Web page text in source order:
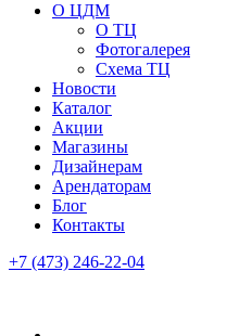
О ЦДМ
О ТЦ
Фотогалерея
Схема ТЦ
Новости
Каталог
Акции
Магазины
Дизайнерам
Арендаторам
Блог
Контакты
+7 (473) 246-22-04